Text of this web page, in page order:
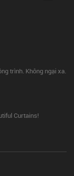
trình. Không ngại xa.
Curtains!